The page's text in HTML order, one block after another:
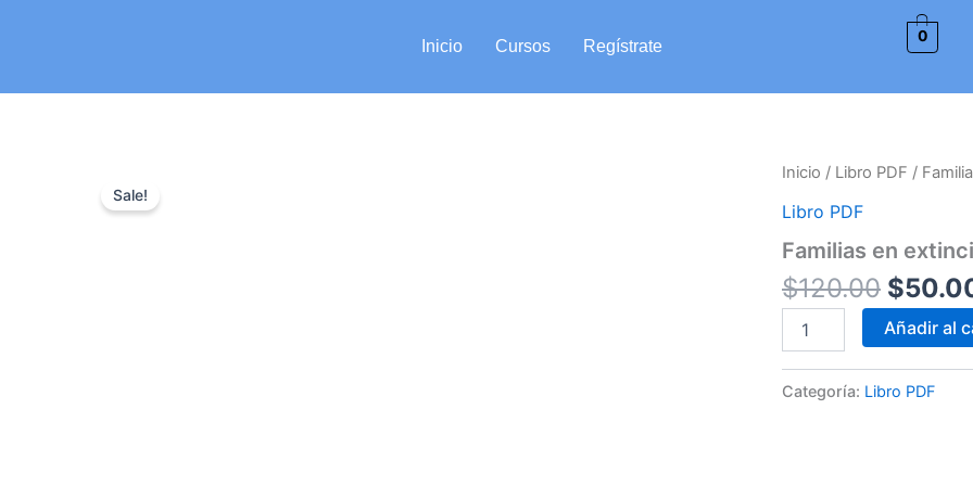
Inicio Cursos Regístrate
0
Sale!
Inicio / Libro PDF /
Libro PDF
Familias en
$120.00 $
Familias
extinción
Producto
cantidad
Añadir al
Categoría: Libro PDF